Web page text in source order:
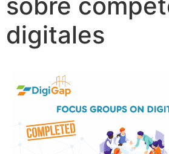
sobre
digitales